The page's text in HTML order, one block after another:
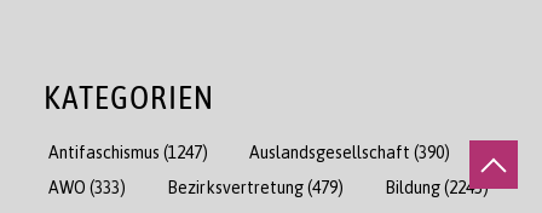
KATEGORIEN
Antifaschismus (1247) Auslandsgesellschaft (390)
AWO (333) Bezirksvertretung(479) Bildung(2243)